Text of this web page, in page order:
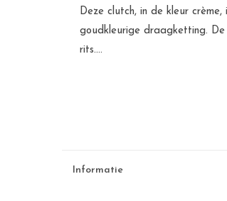
Deze clutch, in de kleur
goudkleurige draagketting. De
rits....
Informatie